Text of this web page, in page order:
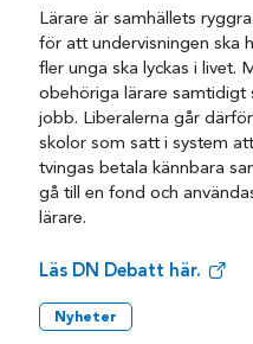
Lärare är samhällets
för att undervisningen ska
fler unga ska lyckas i livet.
obehöriga lärare samtidigt
jobb. Liberalerna går
skolor som satt i system
tvingas betala kännbara
gå till en fond och
lärare.
Läs DN Debatt här.
Nyheter